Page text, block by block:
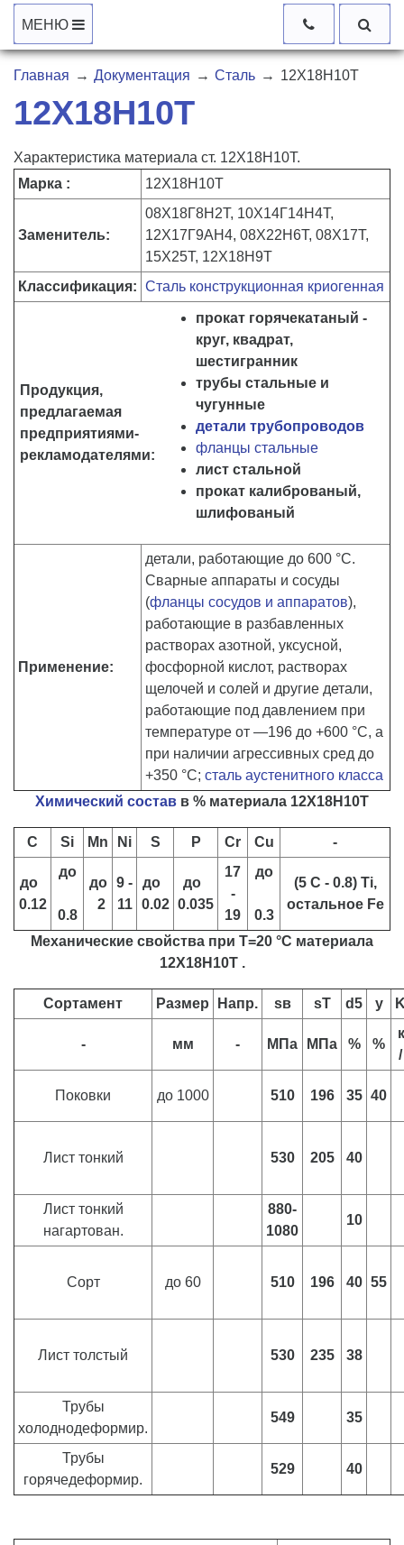
МЕНЮ
Главная → Документация → Сталь → 12Х18Н10Т
12Х18Н10Т
Характеристика материала ст. 12Х18Н10Т.
Марка :
12Х18Н10Т
Заменитель:
08Х18Г8Н2Т, 10Х14Г14Н4Т,
12Х17Г9АН4, 08Х22Н6Т, 08Х17Т,
15Х25Т, 12Х18Н9Т
Классификация: Сталь конструкционная криогенная
Продукция,
предлагаемая
предприятиями-
рекламодателями:
прокат горячекатаный -
круг, квадрат,
шестигранник
трубы стальные и
чугунные
детали трубопроводов
фланцы стальные
лист стальной
прокат калиброваный,
шлифованый
Применение:
детали, работающие до 600 °С.
Сварные аппараты и сосуды
(фланцы сосудов и аппаратов),
работающие в разбавленных
растворах азотной, уксусной,
фосфорной кислот, растворах
щелочей и солей и другие детали,
работающие под давлением при
температуре от —196 до +600 °С, а
при наличии агрессивных сред до
+350 °С; сталь аустенитного класса
Химический состав в % материала 12Х18Н10Т
C Si Mn Ni S P Cr Cu -
до
0.12
до
0.8
до
2
9 -
11
до
0.02
до
0.035
17
-
19
до
0.3
(5 С - 0.8) Ti,
остальное Fe
Механические свойства при Т=20 °С материала
12Х18Н10Т .
Сортамент Размер Напр. sв sT d5 y
- мм - МПа МПа % %
Поковки до 1000 510 196 35 40
Лист тонкий 530 205 40
Лист тонкий
нагартован.
880-
1080
10
Сорт до 60 510 196 40 55
Лист толстый 530 235 38
Трубы
холоднодеформир.
549 35
Трубы
горячедеформир.
529 40